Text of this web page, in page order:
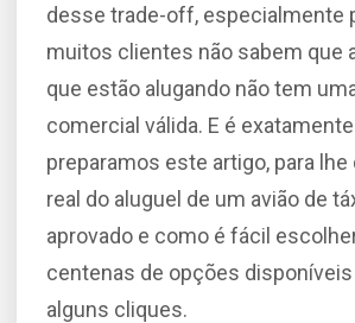
desse trade-off, especialmente
muitos clientes não sabem que
que estão alugando não tem
comercial válida. E é
preparamos este artigo, para
real do aluguel de um avião de
aprovado e como é fácil
centenas de opções
alguns cliques.